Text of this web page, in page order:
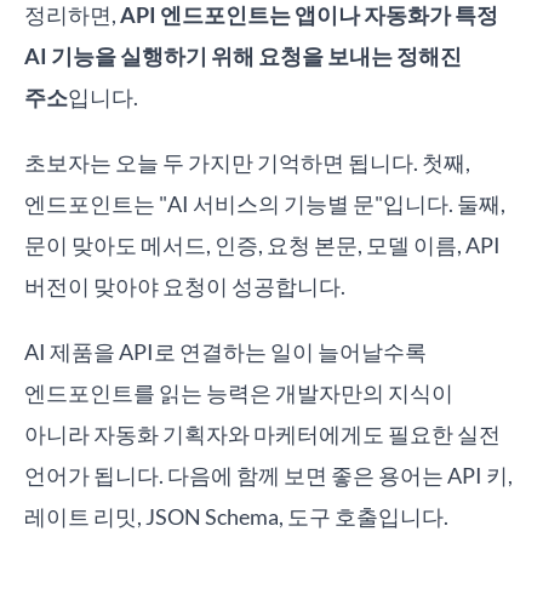
정리하면,API 엔드포인트는 앱이나 자동화가 특정
AI 기능을 실행하기 위해 요청을 보내는 정해진
주소입니다.
초보자는 오늘 두 가지만 기억하면 됩니다. 첫째,
엔드포인트는 "AI 서비스의 기능별 문"입니다. 둘째,
문이 맞아도 메서드, 인증, 요청 본문, 모델 이름, API
버전이 맞아야 요청이 성공합니다.
AI 제품을 API로 연결하는 일이 늘어날수록
엔드포인트를 읽는 능력은 개발자만의 지식이
아니라 자동화 기획자와 마케터에게도 필요한 실전
언어가 됩니다. 다음에 함께 보면 좋은 용어는 API 키,
레이트 리밋, JSON Schema, 도구 호출입니다.